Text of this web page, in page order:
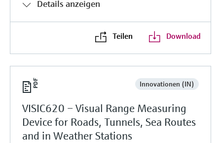
Details anzeigen
Teilen Download
Innovationen (IN)
VISIC620 – Visual Range Measuring
Device for Roads, Tunnels, Sea Routes
and in Weather Stations